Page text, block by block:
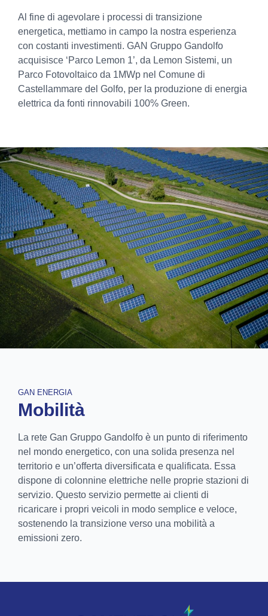
Al fine di agevolare i processi di transizione
energetica, mettiamo in campo la nostra esperienza
con costanti investimenti. GAN Gruppo Gandolfo
acquisisce ‘Parco Lemon 1’, da Lemon Sistemi, un
Parco Fotovoltaico da 1MWp nel Comune di
Castellammare del Golfo, per la produzione di energia
elettrica da fonti rinnovabili 100% Green.
GAN ENERGIA
Mobilità
La rete Gan Gruppo Gandolfo è un punto di riferimento
nel mondo energetico, con una solida presenza nel
territorio e un’offerta diversificata e qualificata. Essa
dispone di colonnine elettriche nelle proprie stazioni di
servizio. Questo servizio permette ai clienti di
ricaricare i propri veicoli in modo semplice e veloce,
sostenendo la transizione verso una mobilità a
emissioni zero.